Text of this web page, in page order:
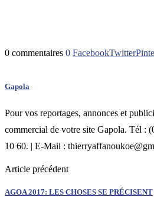
0 commentaires 0 FacebookTwitter
Gapola
Pour vos reportages, annonces et
commercial de votre site Gapola. Tél :
10 60. | E-Mail :
Article précédent
AGOA 2017: LES CHOSES SE PRÉCISENT